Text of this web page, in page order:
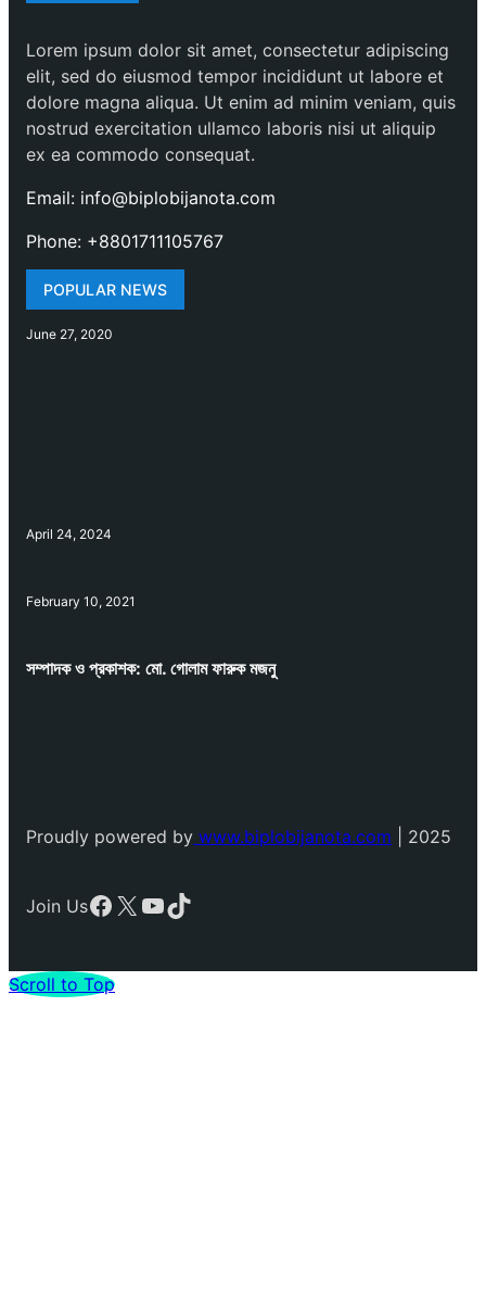
Lorem ipsum dolor sit amet, consectetur adipiscing
elit, sed do eiusmod tempor incididunt ut labore et
dolore magna aliqua. Ut enim ad minim veniam, quis
nostrud exercitation ullamco laboris nisi ut aliquip
ex ea commodo consequat.
Email: info@biplobijanota.com
Phone: +8801711105767
POPULAR NEWS
June 27, 2020
April 24, 2024
February 10, 2021
সম্পাদক ও প্রকাশক: মো. গোলাম ফারুক মজনু
Proudly powered by www.biplobijanota.com | 2025
Join UsFacebook
X YouTube
TikTok
Scroll to Top